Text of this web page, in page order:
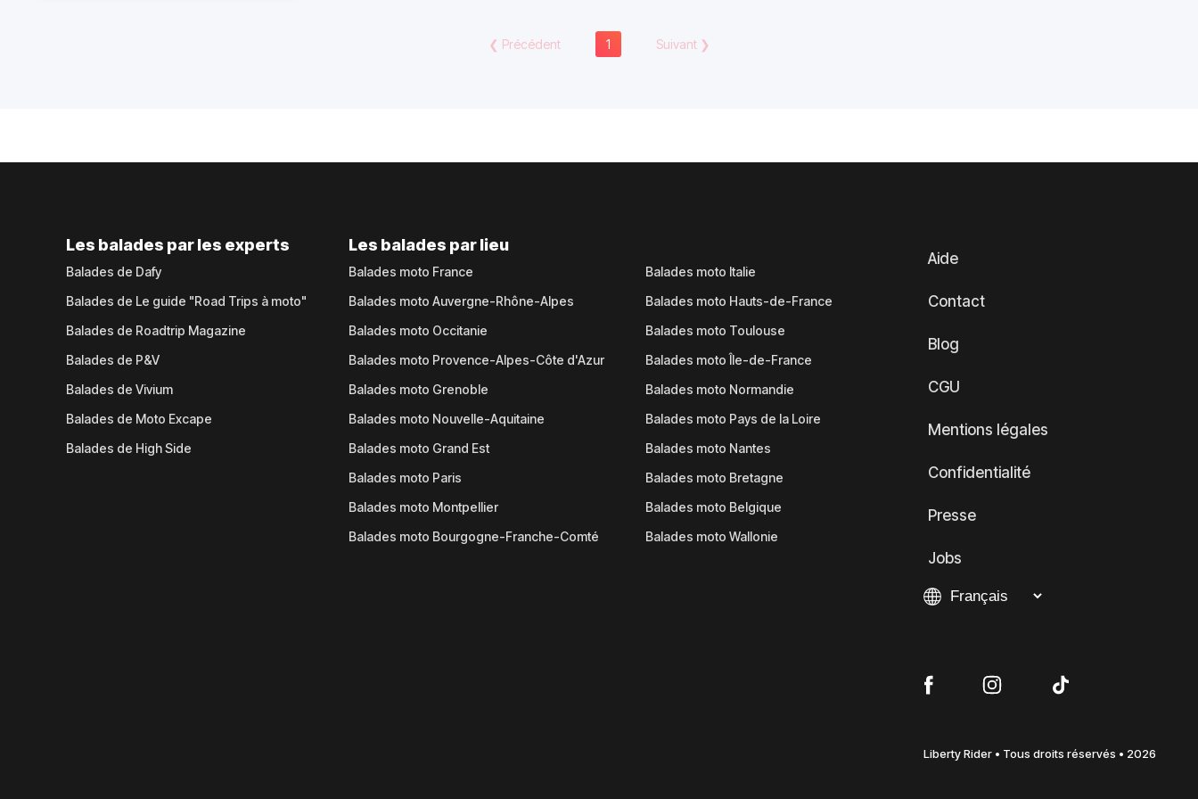
❮ Précédent 1 Suivant❯
Les balades par les experts
Balades de Dafy
Balades de Le guide "Road Trips à moto"
Balades de Roadtrip Magazine
Balades de P&V
Balades de Vivium
Balades de Moto Excape
Balades de High Side
Les balades par lieu
Balades moto France
Balades moto Auvergne-Rhône-Alpes
Balades moto Occitanie
Balades moto Provence-Alpes-Côte d'Azur
Balades moto Grenoble
Balades moto Nouvelle-Aquitaine
Balades moto Grand Est
Balades moto Paris
Balades moto Montpellier
Balades moto Bourgogne-Franche-Comté
Balades moto Italie
Balades moto Hauts-de-France
Balades moto Toulouse
Balades moto Île-de-France
Balades moto Normandie
Balades moto Pays de la Loire
Balades moto Nantes
Balades moto Bretagne
Balades moto Belgique
Balades moto Wallonie
Aide
Contact
Blog
CGU
Mentions légales
Confidentialité
Presse
Jobs
Liberty Rider • Tous droits réservés • 2026